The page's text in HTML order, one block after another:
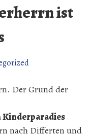
ist
Der Grund der
Kinderparadies
nach Differten und